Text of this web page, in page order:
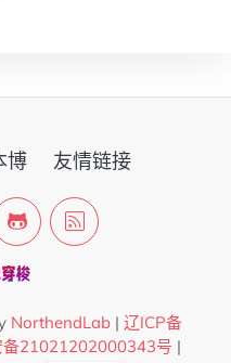
博 友情链接
NorthendLab | 辽ICP备
备21021202000343号 |